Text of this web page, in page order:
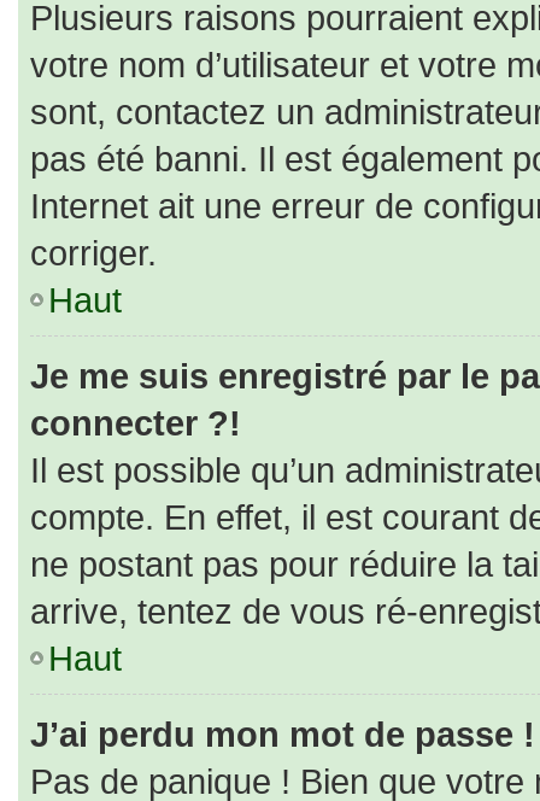
Plusieurs raisons pourraient
votre nom d’utilisateur et votre
sont, contactez un
pas été banni. Il est également
Internet ait une erreur de
corriger.
Haut
Je me suis enregistré par le
connecter ?!
Il est possible qu’un
compte. En effet, il est courant
ne postant pas pour réduire la
arrive, tentez de vous ré-
Haut
J’ai perdu mon mot de passe !
Pas de panique ! Bien que